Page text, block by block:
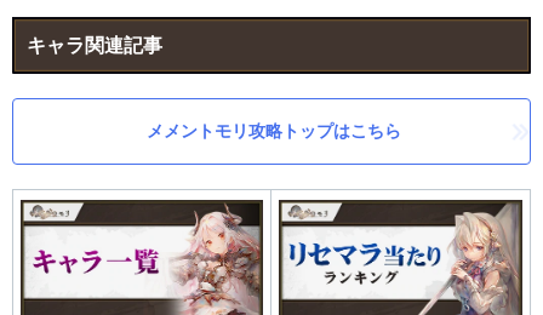
キャラ関連記事
メメントモリ攻略トップはこちら